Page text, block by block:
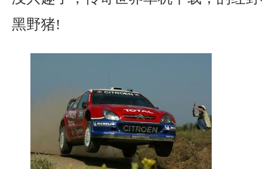
黑野猪!